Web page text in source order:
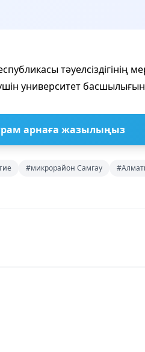
тәуелсіздігінің
университет
арнаға жазылыңыз
#микрорайон Самгау